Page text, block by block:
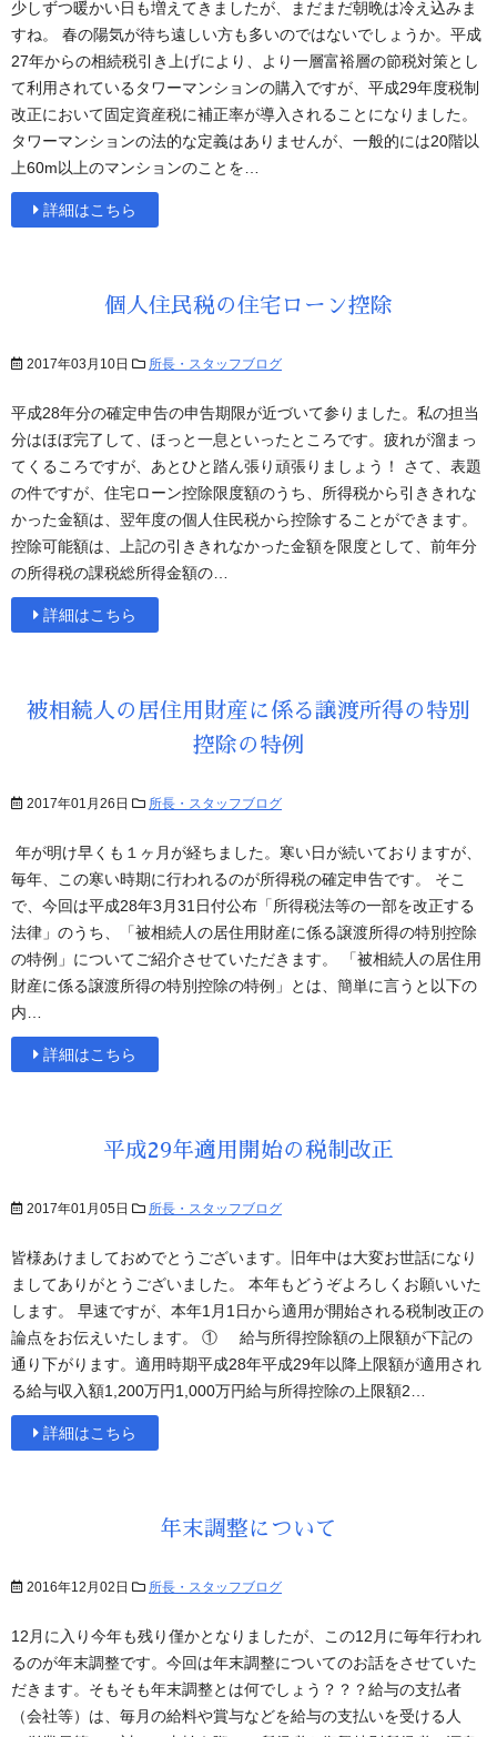
少しずつ暖かい日も増えてきましたが、まだまだ朝晩は冷え込みま
すね。 春の陽気が待ち遠しい方も多いのではないでしょうか。平成
27年からの相続税引き上げにより、より一層富裕層の節税対策とし
て利用されているタワーマンションの購入ですが、平成29年度税制
改正において固定資産税に補正率が導入されることになりました。
タワーマンションの法的な定義はありませんが、一般的には20階以
上60m以上のマンションのことを…
詳細はこちら
個人住民税の住宅ローン控除
2017年03月10日 所長・スタッフブログ
平成28年分の確定申告の申告期限が近づいて参りました。私の担当
分はほぼ完了して、ほっと一息といったところです。疲れが溜まっ
てくるころですが、あとひと踏ん張り頑張りましょう！ さて、表題
の件ですが、住宅ローン控除限度額のうち、所得税から引ききれな
かった金額は、翌年度の個人住民税から控除することができます。
控除可能額は、上記の引ききれなかった金額を限度として、前年分
の所得税の課税総所得金額の…
詳細はこちら
被相続人の居住用財産に係る譲渡所得の特別
控除の特例
2017年01月26日 所長・スタッフブログ
年が明け早くも１ヶ月が経ちました。寒い日が続いておりますが、
毎年、この寒い時期に行われるのが所得税の確定申告です。 そこ
で、今回は平成28年3月31日付公布「所得税法等の一部を改正する
法律」のうち、「被相続人の居住用財産に係る譲渡所得の特別控除
の特例」についてご紹介させていただきます。 「被相続人の居住用
財産に係る譲渡所得の特別控除の特例」とは、簡単に言うと以下の
内…
詳細はこちら
平成29年適用開始の税制改正
2017年01月05日 所長・スタッフブログ
皆様あけましておめでとうございます。旧年中は大変お世話になり
ましてありがとうございました。 本年もどうぞよろしくお願いいた
します。 早速ですが、本年1月1日から適用が開始される税制改正の
論点をお伝えいたします。 ① 給与所得控除額の上限額が下記の
通り下がります。適用時期平成28年平成29年以降上限額が適用され
る給与収入額1,200万円1,000万円給与所得控除の上限額2…
詳細はこちら
年末調整について
2016年12月02日 所長・スタッフブログ
12月に入り今年も残り僅かとなりましたが、この12月に毎年行われ
るのが年末調整です。今回は年末調整についてのお話をさせていた
だきます。そもそも年末調整とは何でしょう？？？給与の支払者
（会社等）は、毎月の給料や賞与などを給与の支払いを受ける人